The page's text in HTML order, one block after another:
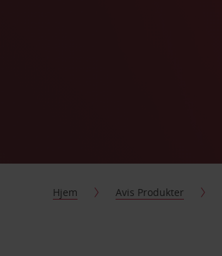
Hjem Avis Produkter